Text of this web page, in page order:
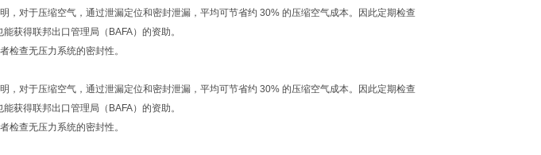
，对于压缩空气，通过泄漏定位和密封泄漏，平均可节省约 30% 的压缩空气成本。因此定期检查
获得联邦出口管理局（BAFA）的资助。
检查无压力系统的密封性。
，对于压缩空气，通过泄漏定位和密封泄漏，平均可节省约 30% 的压缩空气成本。因此定期检查
获得联邦出口管理局（BAFA）的资助。
检查无压力系统的密封性。